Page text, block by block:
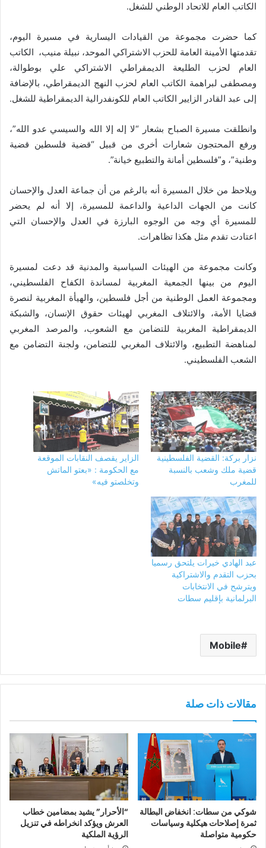
الكاتب العام للاتحاد الوطني للشغل.
كما حضرت مجموعة من القيادات اليسارية في مسيرة اليوم،
تقدمتها الأمينة العامة للحزب الاشتراكي الموحد، نبيلة منيب، الكاتب
العام لحزب الطليعة الديمقراطي الاشتراكي علي بوطوالة،
ومصطفى لبراهمة الكاتب العام لحزب النهج الديمقراطي، بالإضافة
إلى عبد القادر الزايير الكاتب العام للكونفدرالية الديمقراطية للشغل.
وانطلقت مسيرة الصباح بشعار “لا إله إلا الله والسيسي عدو الله”،
ورفع المحتجون شعارات أخرى من قبيل “قضية فلسطين قضية
وطنية”، و”فلسطين أمانة والتطبيع خيانة”.
ويلاحظ من خلال المسيرة أنه بالرغم من أن جماعة العدل والإحسان
كانت من الجهات الداعية والداعمة للمسيرة، إلا أنه لم يحضر
للمسيرة أي وجه من الوجوه البارزة في العدل والإحسان التي
اعتادت تقدم مثل هكذا تظاهرات.
وكانت مجموعة من الهيئات السياسية والمدنية قد دعت لمسيرة
اليوم من بينها الجمعية المغربية لمساندة الكفاح الفلسطيني،
ومجموعة العمل الوطنية من أجل فلسطين، والهيأة المغربية لنصرة
قضايا الأمة، والائتلاف المغربي لهيئات حقوق الإنسان، والشبكة
الديمقراطية المغربية للتضامن مع الشعوب، والمرصد المغربي
لمناهضة التطبيع، والائتلاف المغربي للتضامن، ولجنة التضامن مع
الشعب الفلسطيني.
نزار بركة: القضية الفلسطينية
قضية ملك وشعب بالنسبة
للمغرب
الزاير يقصف النقابات الموقعة
مع الحكومة : «بعتو الماتش
وتخلصتو فيه»
عبد الهادي خيرات يلتحق رسميا
بحزب التقدم والاشتراكية
ويترشح في الانتخابات
البرلمانية بإقليم سطات
Mobile
مقالات ذات صلة
شوكي من سطات: انخفاض البطالة
ثمرة إصلاحات هيكلية وسياسات
حكومية متواصلة
“الأحرار” يشيد بمضامين خطاب
العرش ويؤكد انخراطه في تنزيل
الرؤية الملكية